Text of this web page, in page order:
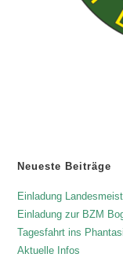
Neueste Beiträge
Einladung
Einladung zur BZM
Tagesfahrt ins
Aktuelle Infos